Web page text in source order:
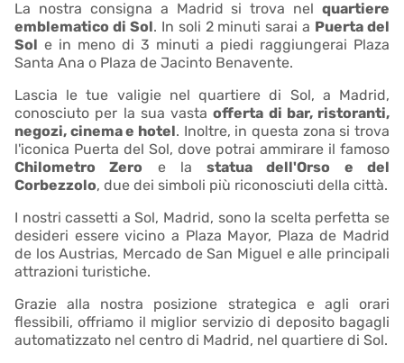
La nostra consigna a Madrid si trova nel quartiere
emblematico di Sol. In soli 2 minuti sarai a Puerta del
Sol e in meno di 3 minuti a piedi raggiungerai Plaza
Santa Ana o Plaza de Jacinto Benavente.
Lascia le tue valigie nel quartiere di Sol, a Madrid,
conosciuto per la sua vastaofferta di bar, ristoranti,
negozi, cinema e hotel. Inoltre, in questa zona si trova
l'iconica Puerta del Sol, dove potrai ammirare il famoso
Chilometro Zero e lastatua dell'Orso e del
Corbezzolo, due dei simboli più riconosciuti della città.
I nostri cassetti a Sol, Madrid, sono la scelta perfetta se
desideri essere vicino a Plaza Mayor, Plaza de Madrid
de los Austrias, Mercado de San Miguel e alle principali
attrazioni turistiche.
Grazie alla nostra posizione strategica e agli orari
flessibili, offriamo il miglior servizio di deposito bagagli
automatizzato nel centro di Madrid, nel quartiere di Sol.